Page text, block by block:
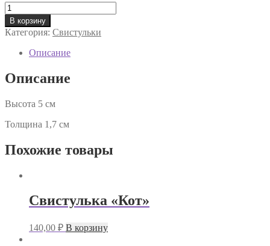
Количество
товара
Свистулька
«Паровозик»
В корзину
Категория: Свистульки
Описание
Описание
Высота 5 см
Толщина 1,7 см
Похожие товары
Свистулька «Кот»
140,00 ₽ В корзину